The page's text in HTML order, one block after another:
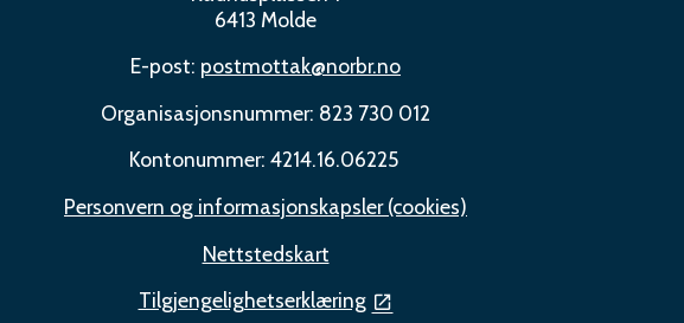
6413 Molde
E-post: postmottak@norbr.no
Organisasjonsnummer: 823 730 012
Kontonummer: 4214.16.06225
Personvern og informasjonskapsler (cookies)
Nettstedskart
Tilgjengelighetserklæring